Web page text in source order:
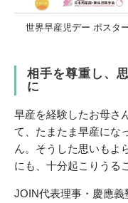
世界早産児デー ポスタ
相手を尊重し、
に
早産を経験したお母さ
て、たまたま早産にな
ん。そうした思いもよ
にも、十分起こりうる
JOIN代表理事・慶應義